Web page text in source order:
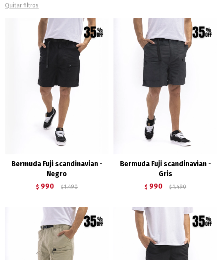
Quitar filtros
Bermuda Fuji scandinavian -
Negro
$ 990 $ 1.490
Bermuda Fuji scandinavian -
Gris
$ 990 $ 1.490